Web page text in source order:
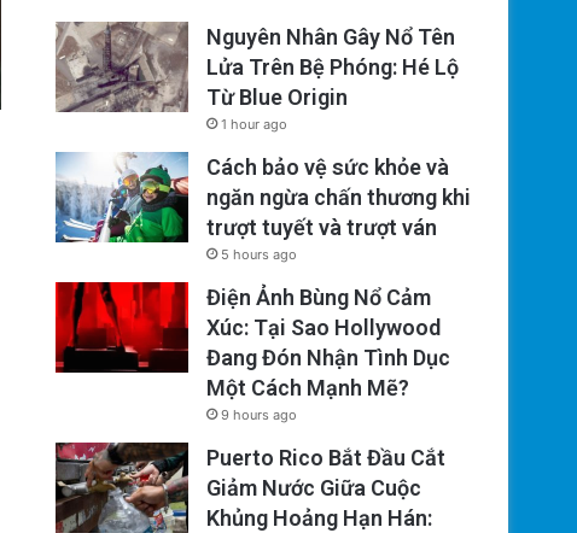
Nguyên Nhân Gây Nổ Tên
Lửa Trên Bệ Phóng: Hé Lộ
Từ Blue Origin
1 hour ago
Cách bảo vệ sức khỏe và
ngăn ngừa chấn thương khi
trượt tuyết và trượt ván
5 hours ago
Điện Ảnh Bùng Nổ Cảm
Xúc: Tại Sao Hollywood
Đang Đón Nhận Tình Dục
Một Cách Mạnh Mẽ?
9 hours ago
Puerto Rico Bắt Đầu Cắt
Giảm Nước Giữa Cuộc
Khủng Hoảng Hạn Hán: